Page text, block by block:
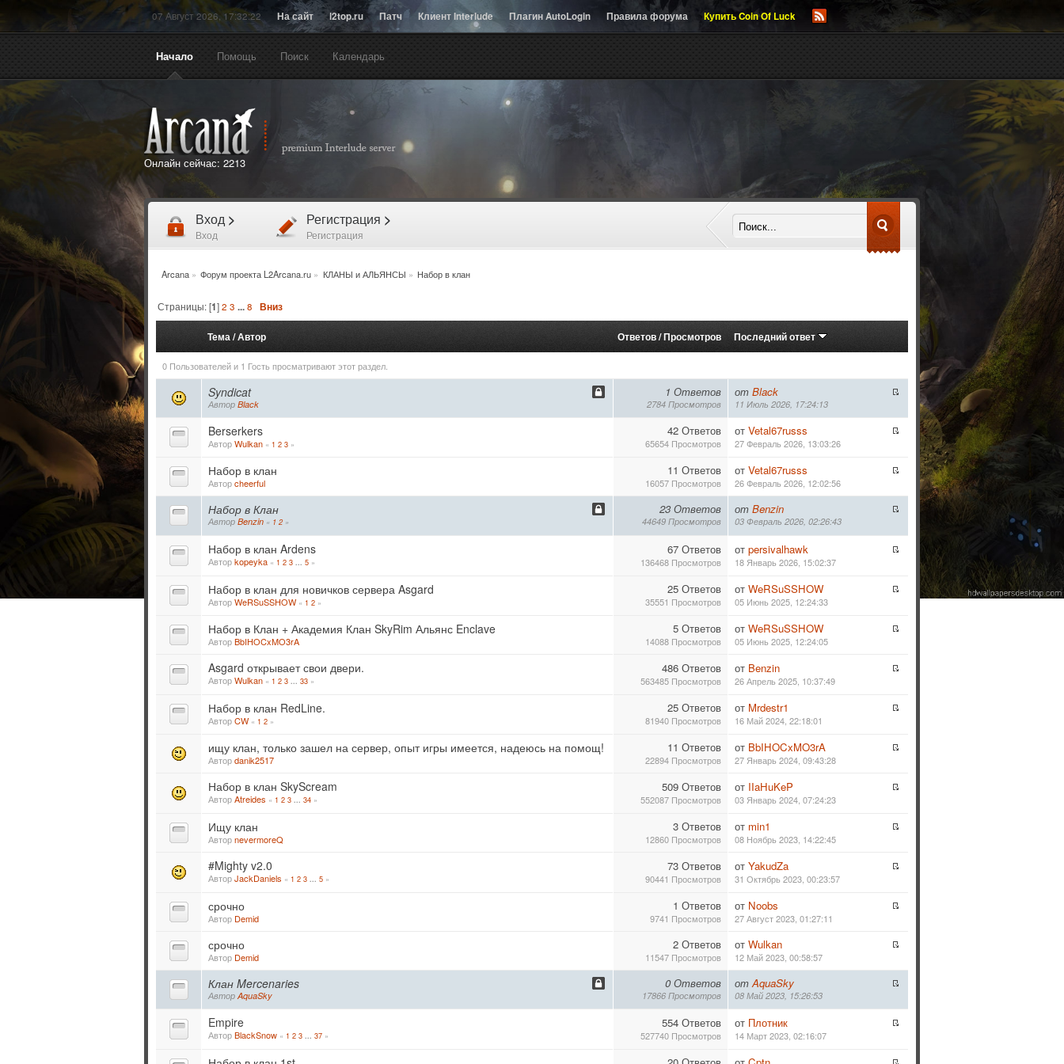
07 Август 2026, 17:32:22 На сайт l2top.ru Патч Клиент Interlude Плагин AutoLogin Правила форума Купить Coin Of Luck
Начало Помощь Поиск Календарь
Онлайн сейчас: 2213
Вход >
Вход
Регистрация >
Регистрация
Arcana» Форум проекта L2Arcana.ru » КЛАНЫ и АЛЬЯНСЫ » Набор в клан
Страницы: [1]2 3 ...8 Вниз
Тема/Автор Ответов/Просмотров Последний ответ
0 Пользователей и 1 Гость просматривают этот раздел.
Syndicat
Автор Black
1 Ответов
2784 Просмотров
от Black
11 Июль 2026, 17:24:13
Berserkers
АвторWulkan « 1 2 3 »
42 Ответов
65654 Просмотров
от Vetal67russs
27 Февраль 2026, 13:03:26
Набор в клан
Авторcheerful
11 Ответов
16057 Просмотров
от Vetal67russs
26 Февраль 2026, 12:02:56
Набор в Клан
Автор Benzin « 1 2»
23 Ответов
44649 Просмотров
от Benzin
03 Февраль 2026, 02:26:43
Набор в клан Ardens
Авторkopeyka « 1 2 3 ... 5 »
67 Ответов
136468 Просмотров
от persivalhawk
18 Январь 2026, 15:02:37
Набор в клан для новичков сервера Asgard
АвторWeRSuSSHOW « 1 2 »
25 Ответов
35551 Просмотров
от WeRSuSSHOW
05 Июнь 2025, 12:24:33
Набор в Клан + Академия Клан SkyRim Альянс Enclave
АвторBbIHOCxMO3rA
5 Ответов
14088 Просмотров
от WeRSuSSHOW
05 Июнь 2025, 12:24:05
Asgard открывает свои двери.
АвторWulkan « 1 2 3 ... 33 »
486 Ответов
563485 Просмотров
от Benzin
26 Апрель 2025, 10:37:49
Набор в клан RedLine.
АвторCW « 1 2 »
25 Ответов
81940 Просмотров
от Mrdestr1
16 Май 2024, 22:18:01
ищу клан, только зашел на сервер, опыт игры имеется, надеюсь на помощ!
Авторdanik2517
11 Ответов
22894 Просмотров
от BbIHOCxMO3rA
27 Январь 2024, 09:43:28
Набор в клан SkyScream
АвторAtreides « 1 2 3 ... 34 »
509 Ответов
552087 Просмотров
от IIaHuKeP
03 Январь 2024, 07:24:23
Ищу клан
АвторnevermoreQ
3 Ответов
12860 Просмотров
от min1
08 Ноябрь 2023, 14:22:45
#Mighty v2.0
АвторJackDaniels « 1 2 3 ... 5 »
73 Ответов
90441 Просмотров
от YakudZa
31 Октябрь 2023, 00:23:57
срочно
Автор Demid
1 Ответов
9741 Просмотров
от Noobs
27 Август 2023, 01:27:11
срочно
Автор Demid
2 Ответов
11547 Просмотров
от Wulkan
12 Май 2023, 00:58:57
Клан Mercenaries
АвторAquaSky
0 Ответов
17866 Просмотров
отAquaSky
08 Май 2023, 15:26:53
Empire
АвторBlackSnow « 1 2 3 ... 37 »
554 Ответов
527740 Просмотров
от Плотник
14 Март 2023, 02:16:07